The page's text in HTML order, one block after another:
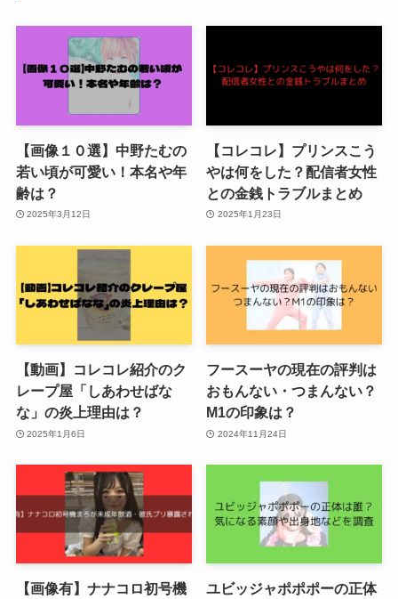
【画像１０選】中野たむの
若い頃が可愛い！本名や年
齢は？
2025年3月12日
【コレコレ】プリンスこう
やは何をした？配信者女性
との金銭トラブルまとめ
2025年1月23日
【動画】コレコレ紹介のク
レープ屋「しあわせばな
な」の炎上理由は？
2025年1月6日
フースーヤの現在の評判は
おもんない・つまんない？
M1の印象は？
2024年11月24日
【画像有】ナナコロ初号機
ユビッジャポポポーの正体